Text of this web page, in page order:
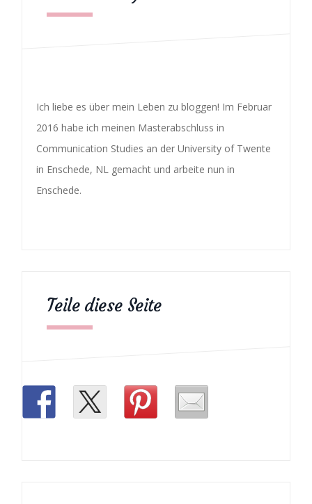
Ich liebe es über mein Leben zu bloggen! Im Februar
2016 habe ich meinen Masterabschluss in
Communication Studies an der University of Twente
in Enschede, NL gemacht und arbeite nun in
Enschede.
Teile diese Seite